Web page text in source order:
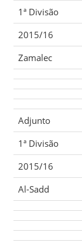
1ª Divisão
2015/16
Zamalec
Adjunto
1ª Divisão
2015/16
Al-Sadd